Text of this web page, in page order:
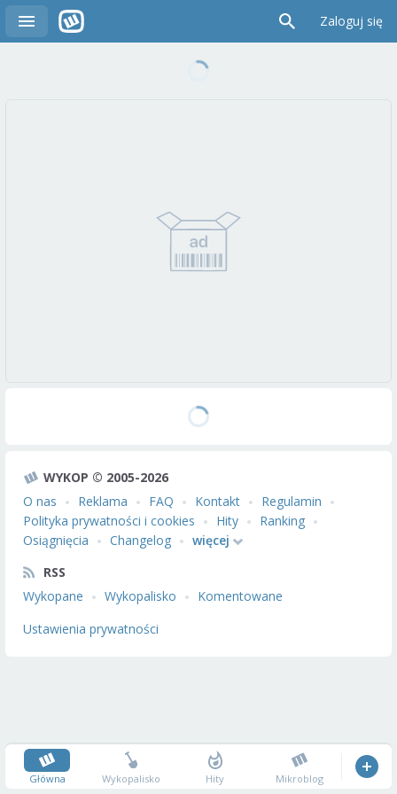
Zaloguj się
WYKOP © 2005-2026
O nas
Reklama FAQ Kontakt
Regulamin
Polityka prywatności i cookies
Hity
Ranking
Osiągnięcia
Changelog
więcej
RSS
Wykopane
Wykopalisko
Komentowane
Ustawienia prywatności
Główna Wykopalisko Hity Mikroblog